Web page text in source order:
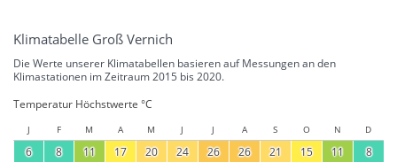
Klimatabelle Groß Vernich
Die Werte unserer Klimatabellen basieren auf Messungen an den
Klimastationen im Zeitraum 2015 bis 2020.
Temperatur Höchstwerte °C
J F M A M J J A S O N D
6 8 11 17 20 24 26 26 21 15 11 8